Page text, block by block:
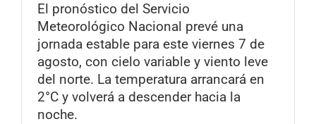
El pronóstico del Servicio
Meteorológico Nacional prevé una
jornada estable para este viernes 7 de
agosto, con cielo variable y viento leve
del norte. La temperatura arrancará en
2°C y volverá a descender hacia la
noche.